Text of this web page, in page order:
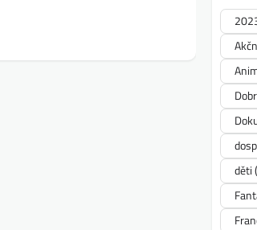
děti